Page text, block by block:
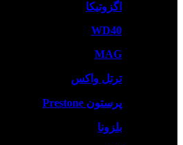
اگزوتیکا
WD40
MAG
ترتل واکس
پرستون Prestone
بلزونا